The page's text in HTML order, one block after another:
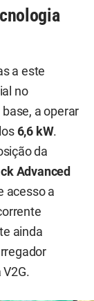
a este
no
a operar
6,6 kW.
da
Advanced
acesso a
ainda